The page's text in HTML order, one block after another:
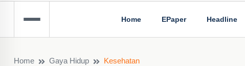
Home EPaper Headline
Home Gaya Hidup Kesehatan